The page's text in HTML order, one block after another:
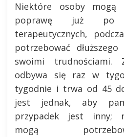
Niektóre osoby mogą
poprawę już po
terapeutycznych,
potrzebować
swoimi trudnościami.
odbywa się raz w
tygodnie i trwa od 45
jest jednak, aby
przypadek jest inny;
mogą